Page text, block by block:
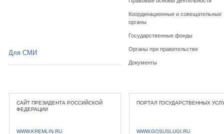
Координационные и совещательные
органы
Государственные фонды
Органы при правительстве
Документы
Для СМИ
САЙТ ПРЕЗИДЕНТА РОССИЙСКОЙ
ФЕДЕРАЦИИ
WWW.KREMLIN.RU
ПОРТАЛ ГОСУДАРСТВЕННЫХ
WWW.GOSUSLUGI.RU